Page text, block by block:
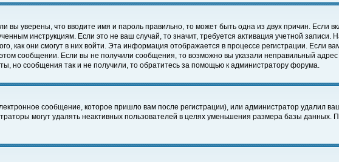
вы уверены, что вводите имя и пароль правильно, то может быть одна из двух причин. Если
инструкциям. Если это не ваш случай, то значит, требуется активация учетной записи.
как они смогут в них войти. Эта информация отображается в процессе регистрации. Если
сообщении. Если вы не получили сообщения, то возможно вы указали неправильный
но сообщения так и не получили, то обратитесь за помощью к администратору форума.
сообщение, которое пришло вам после регистрации), или администратор удалил
могут удалять неактивных пользователей в целях уменьшения размера базы данных.